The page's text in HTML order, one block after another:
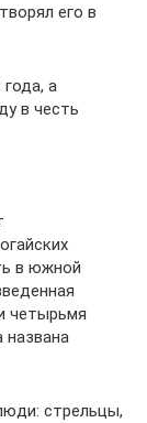
его в
а
в честь
в южной
четырьмя
названа
стрельцы,